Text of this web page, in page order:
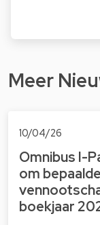
Meer
10/04/26
Omnibus I-
om
boekjaar